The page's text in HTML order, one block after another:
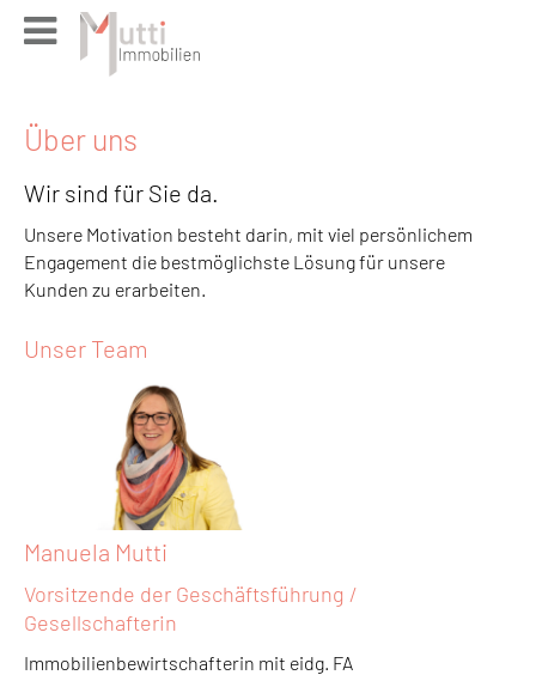
Über uns
Wir sind für Sie da.
Unsere Motivation besteht darin, mit viel persönlichem
Engagement die bestmöglichste Lösung für unsere
Kunden zu erarbeiten.
Unser Team
Manuela Mutti
Vorsitzende der Geschäftsführung /
Gesellschafterin
Immobilienbewirtschafterin mit eidg. FA